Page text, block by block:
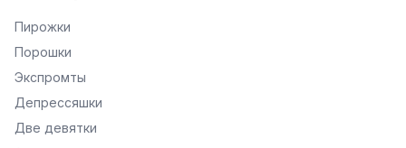
Пирожки
Порошки
Экспромты
Депрессяшки
Две девятки